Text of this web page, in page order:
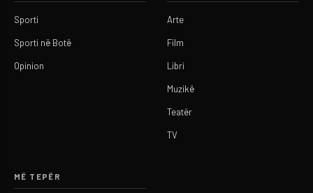
Sporti
Sporti në Botë
Opinion
Arte
Film
Libri
Muzikë
Teatër
TV
MË TEPËR